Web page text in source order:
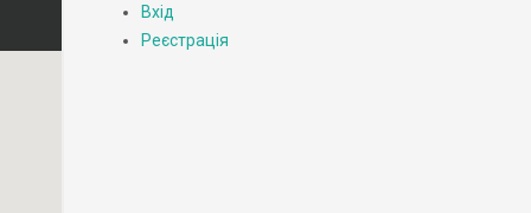
Вхід
Реєстрація